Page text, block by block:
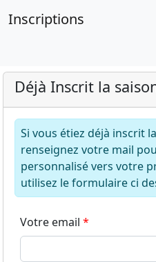
Inscriptions
Déjà Inscrit la
Si vous étiez déjà inscrit
renseignez votre mail
personnalisé vers votre
utilisez le formulaire ci
Votre email